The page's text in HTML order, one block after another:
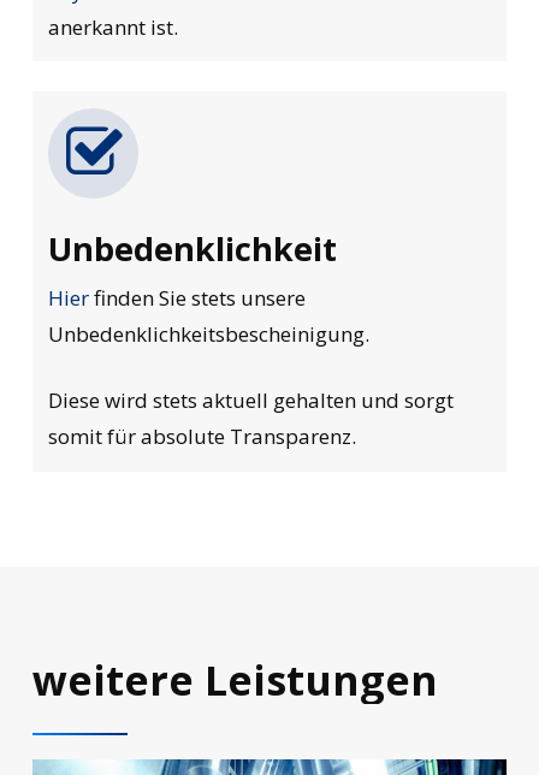
anerkannt ist.
Unbedenklichkeit
Hierfinden Sie stets unsere
Unbedenklichkeitsbescheinigung.
Diese wird stets aktuell gehalten und sorgt
somit für absolute Transparenz.
weitere Leistungen